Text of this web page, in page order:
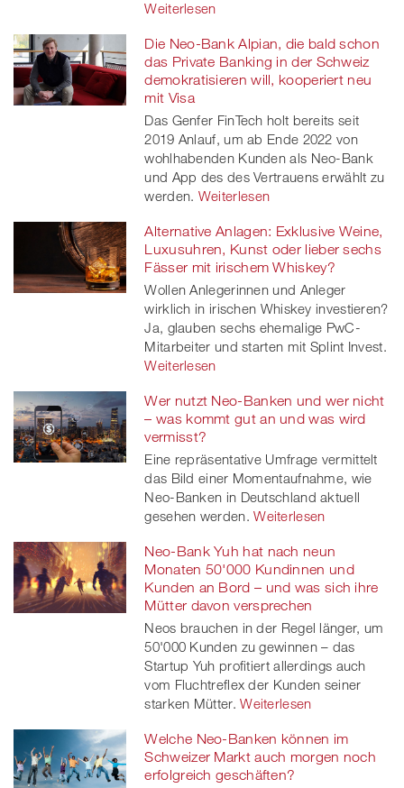
Weiterlesen
Die Neo-Bank Alpian, die bald schon
das Private Banking in der Schweiz
demokratisieren will, kooperiert neu
mit Visa
Das Genfer FinTech holt bereits seit
2019 Anlauf, um ab Ende 2022 von
wohlhabenden Kunden als Neo-Bank
und App des des Vertrauens erwählt zu
werden. Weiterlesen
Alternative Anlagen: Exklusive Weine,
Luxusuhren, Kunst oder lieber sechs
Fässer mit irischem Whiskey?
Wollen Anlegerinnen und Anleger
wirklich in irischen Whiskey investieren?
Ja, glauben sechs ehemalige PwC-
Mitarbeiter und starten mit Splint Invest.
Weiterlesen
Wer nutzt Neo-Banken und wer nicht
– was kommt gut an und was wird
vermisst?
Eine repräsentative Umfrage vermittelt
das Bild einer Momentaufnahme, wie
Neo-Banken in Deutschland aktuell
gesehen werden. Weiterlesen
Neo-Bank Yuh hat nach neun
Monaten 50'000 Kundinnen und
Kunden an Bord – und was sich ihre
Mütter davon versprechen
Neos brauchen in der Regel länger, um
50'000 Kunden zu gewinnen – das
Startup Yuh profitiert allerdings auch
vom Fluchtreflex der Kunden seiner
starken Mütter. Weiterlesen
Welche Neo-Banken können im
Schweizer Markt auch morgen noch
erfolgreich geschäften?